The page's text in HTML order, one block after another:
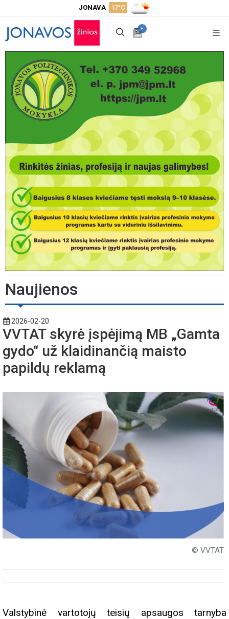
JONAVA 17°C
+
Naujienos
2026-02-20
VVTAT skyrė įspėjimą MB „Gamta
gydo“ už klaidinančią maisto
papildų reklamą
© VVTAT
Valstybinė vartotojų teisių apsaugos tarnyba